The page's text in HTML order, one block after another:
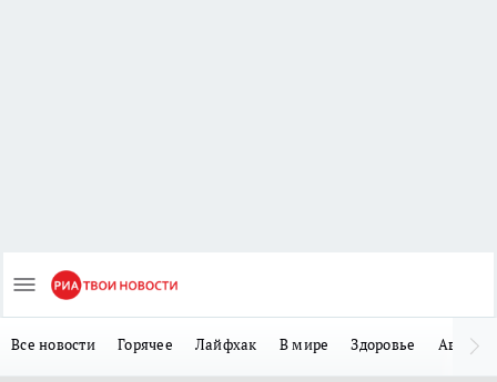
Все новости Горячее Лайфхак В мире Здоровье Авто